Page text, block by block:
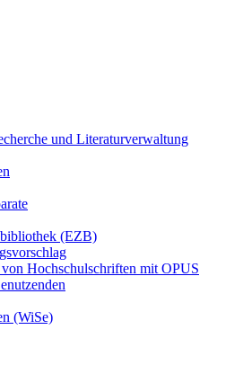
und Literaturverwaltung
(EZB)
Hochschulschriften mit OPUS
(WiSe)